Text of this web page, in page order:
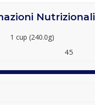
Nutrizionali
1 cup (240.0g)
45